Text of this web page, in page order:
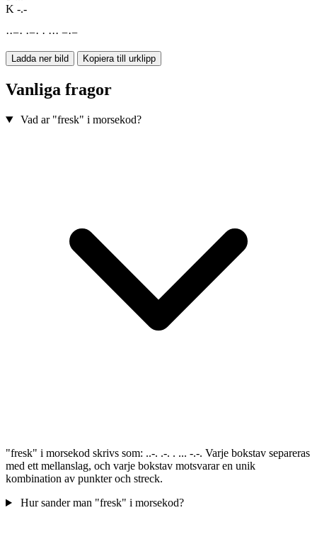
K -.-
··−· ·−· · ··· −·−
Ladda ner bild Kopiera till urklipp
Vanliga fragor
Vad ar "fresk" i morsekod?
"fresk" i morsekod skrivs som: ..-. .-. . ... -.-. Varje bokstav separeras
med ett mellanslag, och varje bokstav motsvarar en unik
kombination av punkter och streck.
Hur sander man "fresk" i morsekod?